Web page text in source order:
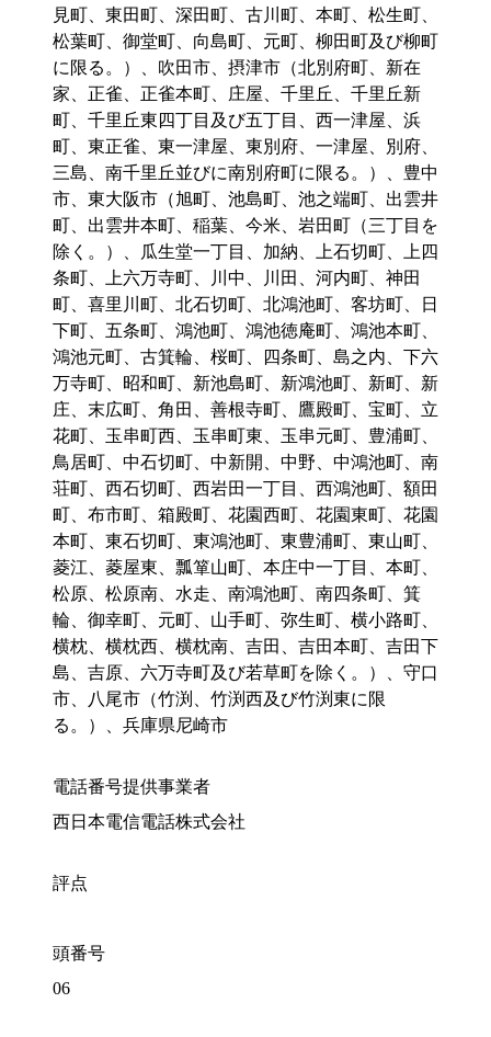
見町、東田町、深田町、古川町、本町、松生町、
松葉町、御堂町、向島町、元町、柳田町及び柳町
に限る。）、吹田市、摂津市（北別府町、新在
家、正雀、正雀本町、庄屋、千里丘、千里丘新
町、千里丘東四丁目及び五丁目、西一津屋、浜
町、東正雀、東一津屋、東別府、一津屋、別府、
三島、南千里丘並びに南別府町に限る。）、豊中
市、東大阪市（旭町、池島町、池之端町、出雲井
町、出雲井本町、稲葉、今米、岩田町（三丁目を
除く。）、瓜生堂一丁目、加納、上石切町、上四
条町、上六万寺町、川中、川田、河内町、神田
町、喜里川町、北石切町、北鴻池町、客坊町、日
下町、五条町、鴻池町、鴻池徳庵町、鴻池本町、
鴻池元町、古箕輪、桜町、四条町、島之内、下六
万寺町、昭和町、新池島町、新鴻池町、新町、新
庄、末広町、角田、善根寺町、鷹殿町、宝町、立
花町、玉串町西、玉串町東、玉串元町、豊浦町、
鳥居町、中石切町、中新開、中野、中鴻池町、南
荘町、西石切町、西岩田一丁目、西鴻池町、額田
町、布市町、箱殿町、花園西町、花園東町、花園
本町、東石切町、東鴻池町、東豊浦町、東山町、
菱江、菱屋東、瓢箪山町、本庄中一丁目、本町、
松原、松原南、水走、南鴻池町、南四条町、箕
輪、御幸町、元町、山手町、弥生町、横小路町、
横枕、横枕西、横枕南、吉田、吉田本町、吉田下
島、吉原、六万寺町及び若草町を除く。）、守口
市、八尾市（竹渕、竹渕西及び竹渕東に限
る。）、兵庫県尼崎市
電話番号提供事業者
西日本電信電話株式会社
評点
頭番号
06